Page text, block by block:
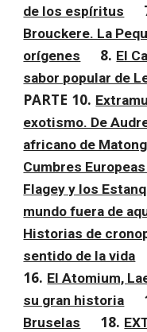
de los espíritus
Brouckere. La
orígenes
8. El
sabor popular de
PARTE 10.
exotismo. De
africano de
Cumbres
Flagey y los
mundo fuera de
Historias de
sentido de la vida
16. El Atomium,
su gran historia
Bruselas
18.